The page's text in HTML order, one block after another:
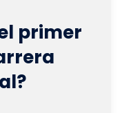
primer